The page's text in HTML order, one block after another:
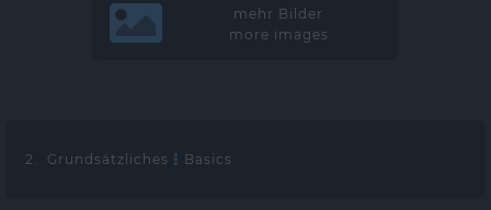
mehr Bilder
more images
2. Grundsätzliches Basics